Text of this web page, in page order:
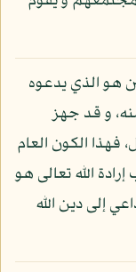
هو الذي يدعوه
و قد جهز
فهذا الكون العام
الله تعالى هو
إلى دين الله